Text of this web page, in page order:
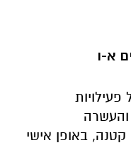
פעילויות
והעשרה
קטנה, באופן אישי